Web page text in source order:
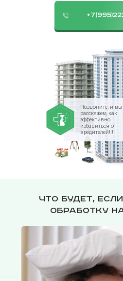
Позвоните, и мы
расскажем, как
эффективно
избавиться от
вредителей!!!
Что будет,
обработку